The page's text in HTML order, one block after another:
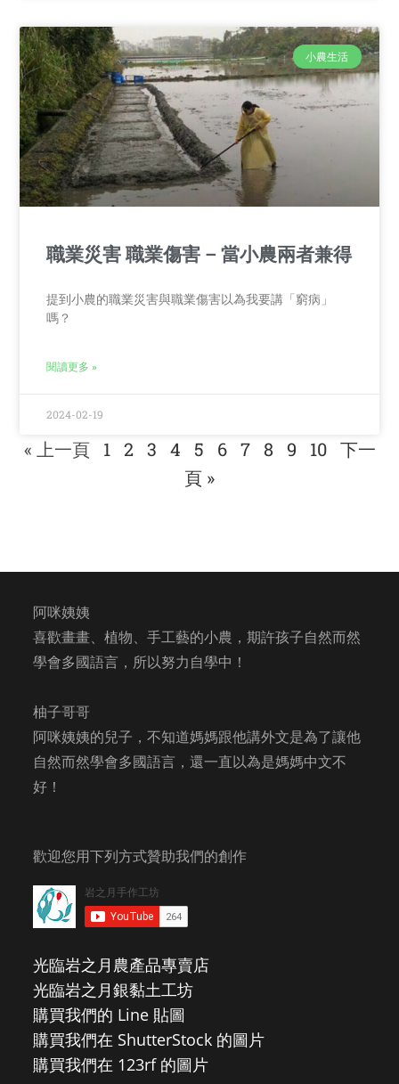
小農生活
職業災害 職業傷害 – 當小農兩者兼得
提到小農的職業災害與職業傷害以為我要講「窮病」
嗎？
閱讀更多 »
2024-02-19
« 上一頁 1 2 3 4 5 6 7 8 9 10 下一
頁 »
阿咪姨姨
喜歡畫畫、植物、手工藝的小農，期許孩子自然而然
學會多國語言，所以努力自學中！
柚子哥哥
阿咪姨姨的兒子，不知道媽媽跟他講外文是為了讓他
自然而然學會多國語言，還一直以為是媽媽中文不
好！
歡迎您用下列方式贊助我們的創作
光臨岩之月農產品專賣店
光臨岩之月銀黏土工坊
購買我們的 Line 貼圖
購買我們在 ShutterStock 的圖片
購買我們在 123rf 的圖片